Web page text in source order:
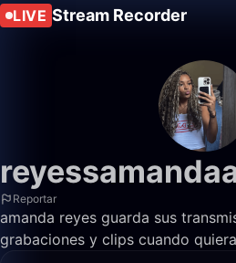
LIVE Stream Recorder
Reportar
amanda reyes guarda sus
grabaciones y clips cuando